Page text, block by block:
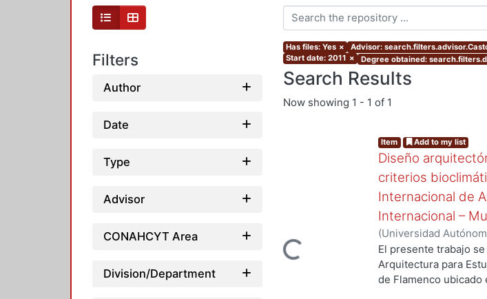
Filters
Author
Date
Type
Advisor
CONAHCYT Area
Division/Department
Has files: Yes × Advisor:
Start date: 2011 × Degree obtained:
Search Results
Now showing 1 - 1 of 1
Loading...
Item Add to my list
Diseño
criterios
Internacional de
Internacional –
(Universidad
de Servicios de
El presente trabajo
Arquitectura para
de Flamenco ubicado